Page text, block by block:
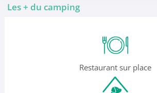
Les + du camping
Restaurant sur place